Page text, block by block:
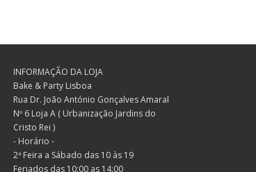
INFORMAÇÃO DA LOJA
Bake & Party Lisboa
Rua Dr. João António Gonçalves Amaral
Nº 6 Loja A ( Urbanização Jardins do
Cristo Rei )
- Horário -
2ª Feira a Sábado das 10 às 19
Feriados das 10:00 as 14:00